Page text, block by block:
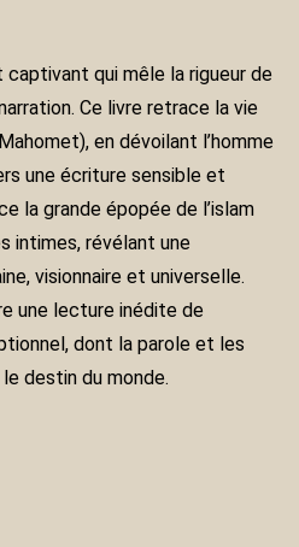
qui mêle la rigueur de
Ce livre retrace la vie
en dévoilant l’homme
une écriture sensible et
la grande épopée de l’islam
intimes, révélant une
visionnaire et universelle.
une lecture inédite de
dont la parole et les
destin du monde.